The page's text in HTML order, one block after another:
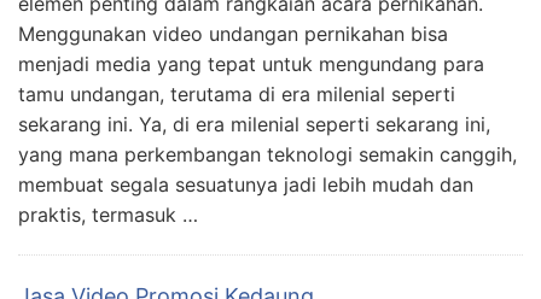
Menggunakan video undangan pernikahan bisa
menjadi media yang tepat untuk mengundang para
tamu undangan, terutama di era milenial seperti
sekarang ini. Ya, di era milenial seperti sekarang ini,
yang mana perkembangan teknologi semakin canggih,
membuat segala sesuatunya jadi lebih mudah dan
praktis, termasuk …